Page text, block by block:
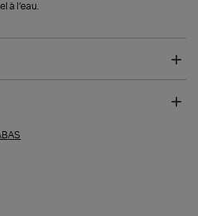
à l’eau.